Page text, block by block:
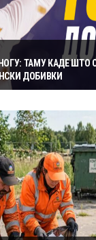
ТАМУ КАДЕ ШТО
ДОБИВКИ